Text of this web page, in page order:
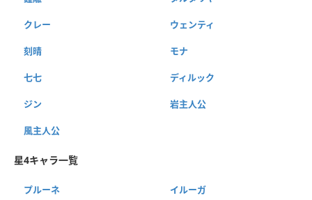
クレー ウェンティ
刻晴 モナ
七七 ディルック
ジン 岩主人公
風主人公
星4キャラ一覧
プルーネ イルーガ